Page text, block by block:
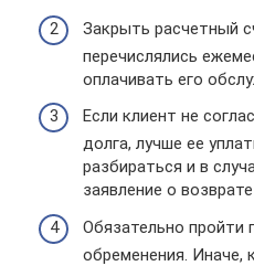
Закрыть расчетный
перечислялись
оплачивать его
Если клиент не
долга, лучше ее
разбираться и в
заявление о
Обязательно пройти
обременения. Иначе,